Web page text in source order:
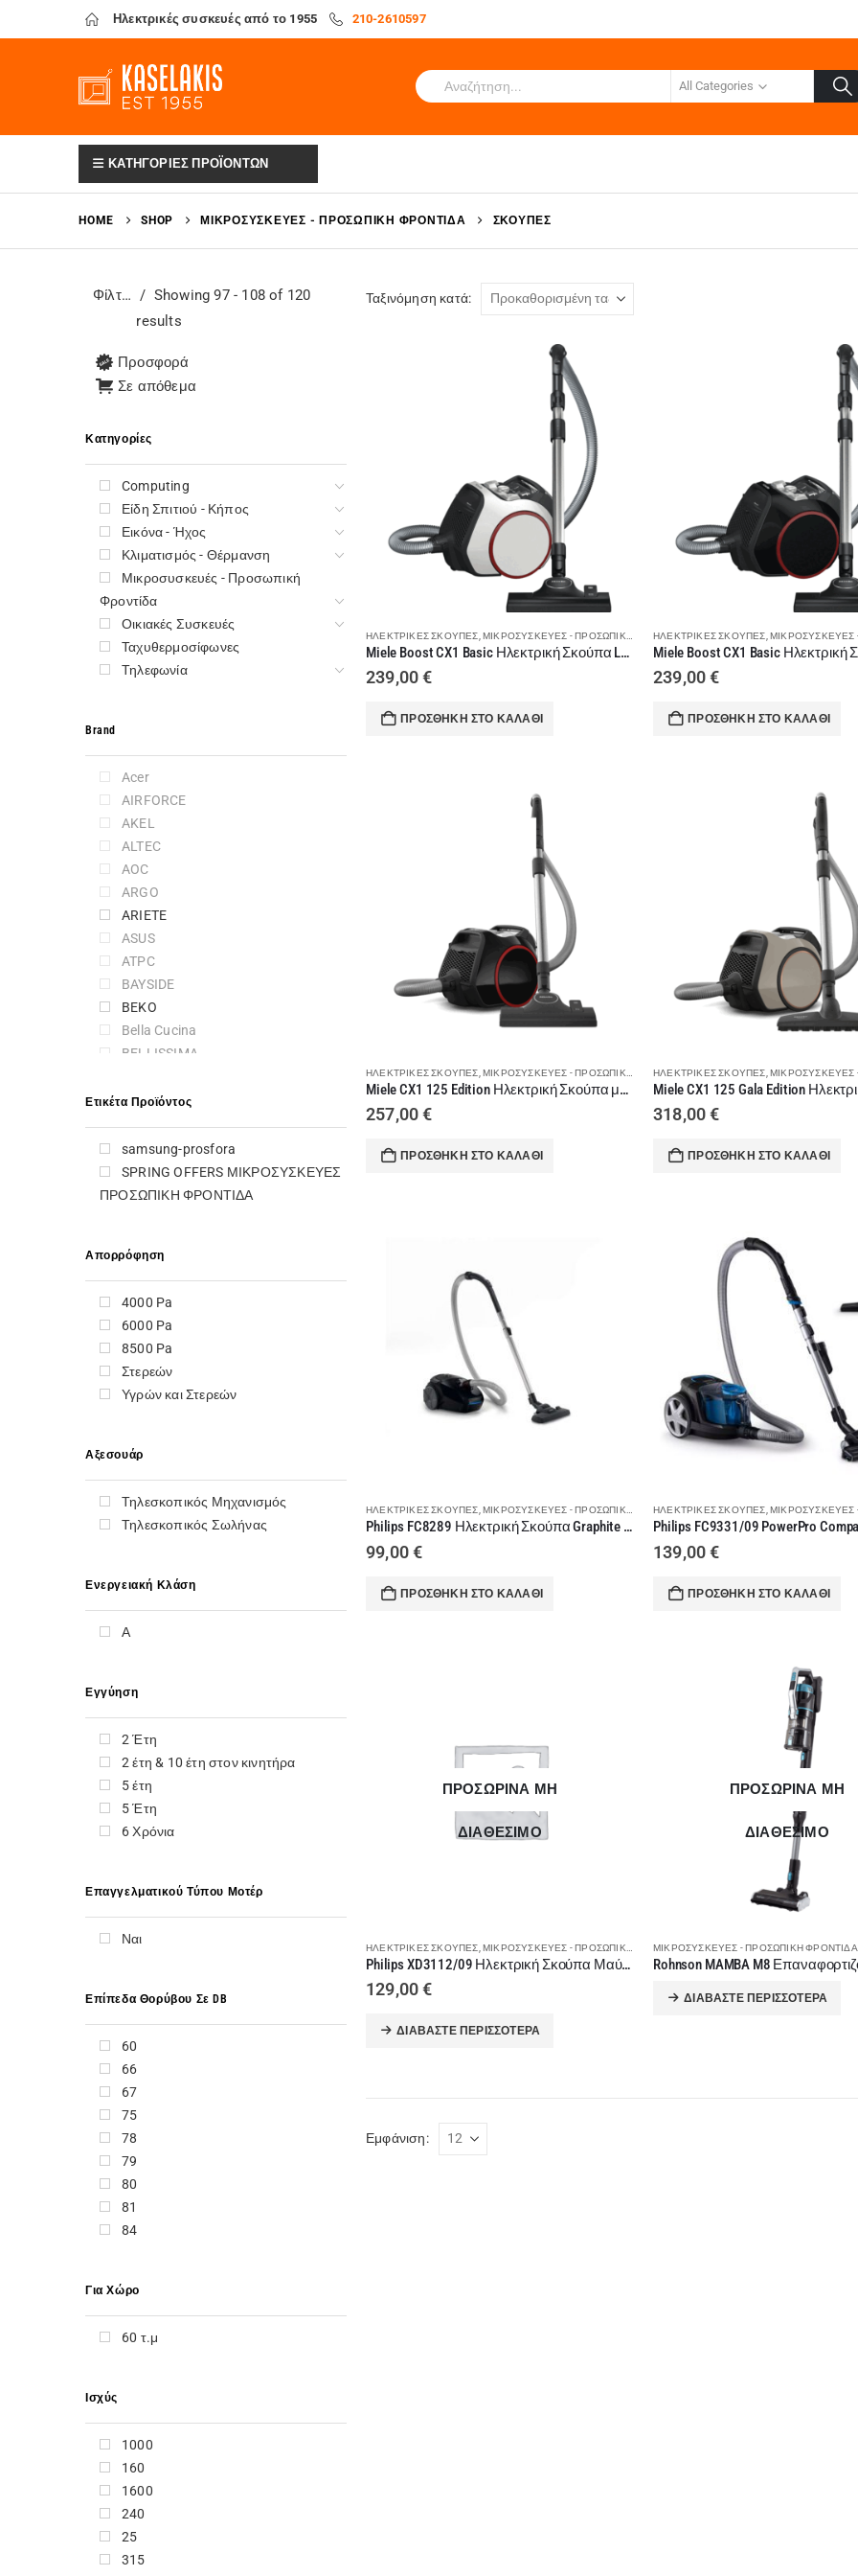
Ηλεκτρικές συσκευές από το 1955 210-2610597
All Categories
ΚΑΤΗΓΟΡΙΕΣ ΠΡΟΪΟΝΤΩΝ
HOME SHOP ΜΙΚΡΟΣΥΣΚΕΥΈΣ - ΠΡΟΣΩΠΙΚΉ ΦΡΟΝΤΊΔΑ ΣΚΟΎΠΕΣ
Ταξινόμηση κατά:
ΗΛΕΚΤΡΙΚΈΣ ΣΚΟΎΠΕΣ ,ΜΙΚΡΟΣΥΣΚΕΥΈΣ - ΠΡΟΣΩΠΙΚΉ ΦΡΟΝΤΊΔΑ ,ΣΚΟΎΠΕΣ
Miele Boost CX1 Basic Ηλεκτρική Σκούπα Lotus White
239,00€
ΠΡΟΣΘΉΚΗ ΣΤΟ ΚΑΛΆΘΙ
ΗΛΕΚΤΡΙΚΈΣ ΣΚΟΎΠΕΣ ΜΙΚΡΟΣΥΣΚΕΥΈΣ -
239,00€
ΠΡΟΣΘΉΚΗ ΣΤΟ ΚΑΛΆΘΙ
ΗΛΕΚΤΡΙΚΈΣ ΣΚΟΎΠΕΣ ,ΜΙΚΡΟΣΥΣΚΕΥΈΣ - ΠΡΟΣΩΠΙΚΉ ΦΡΟΝΤΊΔΑ ,ΣΚΟΎΠΕΣ
Miele CX1 125 Edition Ηλεκτρική Σκούπα με Κάδο Boost Obsidian Black + ΔΩΡΟ Εργονομική Λαβή Comfort
257,00€
ΠΡΟΣΘΉΚΗ ΣΤΟ ΚΑΛΆΘΙ
ΗΛΕΚΤΡΙΚΈΣ ΣΚΟΎΠΕΣ ΜΙΚΡΟΣΥΣΚΕΥΈΣ -
318,00€
ΠΡΟΣΘΉΚΗ ΣΤΟ ΚΑΛΆΘΙ
ΗΛΕΚΤΡΙΚΈΣ ΣΚΟΎΠΕΣ,ΜΙΚΡΟΣΥΣΚΕΥΈΣ - ΠΡΟΣΩΠΙΚΉ ΦΡΟΝΤΊΔΑ ,ΣΚΟΎΠΕΣ
Philips FC8289 Ηλεκτρική Σκούπα Graphite Grey
99,00€
ΠΡΟΣΘΉΚΗ ΣΤΟ ΚΑΛΆΘΙ
ΗΛΕΚΤΡΙΚΈΣ ΣΚΟΎΠΕΣ,ΜΙΚΡΟΣΥΣΚΕΥΈΣ -
139,00€
ΠΡΟΣΘΉΚΗ ΣΤΟ ΚΑΛΆΘΙ
ΠΡΟΣΩΡΙΝΑ ΜΗ
ΔΙΑΘΕΣΙΜΟ
ΗΛΕΚΤΡΙΚΈΣ ΣΚΟΎΠΕΣ ,ΜΙΚΡΟΣΥΣΚΕΥΈΣ - ΠΡΟΣΩΠΙΚΉ ΦΡΟΝΤΊΔΑ ,ΣΚΟΎΠΕΣ
Philips XD3112/09 Ηλεκτρική Σκούπα Μαύρο 900W
129,00€
ΔΙΑΒΆΣΤΕ ΠΕΡΙΣΣΌΤΕΡΑ
ΠΡΟΣΩΡΙΝΑ ΜΗ
ΔΙΑΘΕΣΙΜΟ
ΜΙΚΡΟΣΥΣΚΕΥΈΣ - ΠΡΟΣΩΠΙΚΉ ΦΡΟΝΤΊΔΑ
ΔΙΑΒΆΣΤΕ ΠΕΡΙΣΣΌΤΕΡΑ
Εμφάνιση:
Φίλτρα
Showing 97 - 108 of 120
results
Προσφορά
Σε απόθεμα
Κατηγορίες
Computing
Είδη Σπιτιού - Κήπος
Εικόνα - Ήχος
Κλιματισμός - Θέρμανση
Μικροσυσκευές - Προσωπική
Φροντίδα
Οικιακές Συσκευές
Ταχυθερμοσίφωνες
Τηλεφωνία
Brand
Acer
AIRFORCE
AKEL
ALTEC
AOC
ARGO
ARIETE
ASUS
ATPC
BAYSIDE
BEKO
Bella Cucina
BELLISSIMA
BLOMBERG
BRANDT
BRATECK
BRAUN
CANDY
CANON
CARAD
CARRIER
CHESTER
COLES
CORONA
DREAM
DYNABOOK
ECG
ELECTROLUX
EXPERT
F+U
FABER
FANCY
FELIX
FUJITSU
GEOTEC
HISENSE
HOBBY
HONEYWELL
HOOVER
HP
HYUNDAI
INCLIMA
INDESIT
INVENTOR
IQ
JURO PRO
KASANOVA
KENWOOD
Ετικέτα Προϊόντος
samsung-prosfora
SPRING OFFERS ΜΙΚΡΟΣΥΣΚΕΥΕΣ
ΠΡΟΣΩΠΙΚΗ ΦΡΟΝΤΙΔΑ
Απορρόφηση
4000 Pa
6000 Pa
8500 Pa
Στερεών
Υγρών και Στερεών
Αξεσουάρ
Τηλεσκοπικός Μηχανισμός
Τηλεσκοπικός Σωλήνας
Ενεργειακή Κλάση
Α
Εγγύηση
2 Έτη
2 έτη & 10 έτη στον κινητήρα
5 έτη
5 Έτη
6 Χρόνια
Επαγγελματικού Τύπου Μοτέρ
Ναι
Επίπεδα Θορύβου Σε DB
60
66
67
75
78
79
80
81
84
Για Χώρο
60 τ.μ
Ισχύς
1000
160
1600
240
25
315